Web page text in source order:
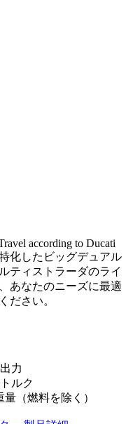
according to Ducati
化したビッグデュアル
ティストラーダのライ
あなたのニーズに最適
ださい。
力
ルク
量（燃料を除く）